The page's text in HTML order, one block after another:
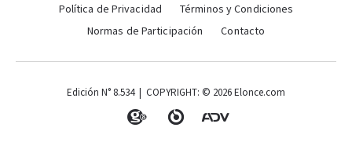
Política de Privacidad
Términos y Condiciones
Normas de Participación
Contacto
Edición N° 8.534 | COPYRIGHT: © 2026 Elonce.com